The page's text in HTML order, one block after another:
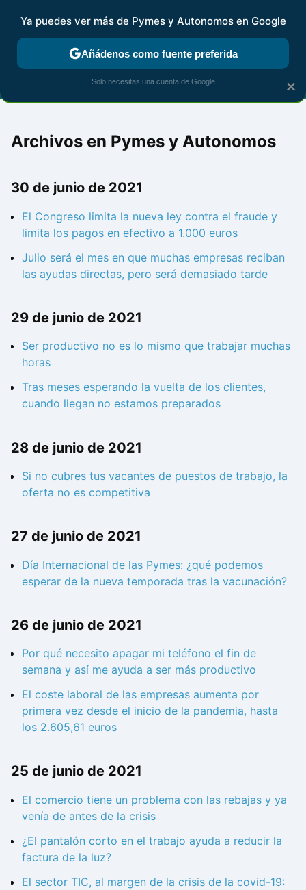
FISCALIDAD Y CONTABILIDAD KIT DIGITAL RENTA
Archivos en Pymes y Autonomos
30 de junio de 2021
El Congreso limita la nueva ley contra el fraude y
limita los pagos en efectivo a 1.000 euros
Julio será el mes en que muchas empresas reciban
las ayudas directas, pero será demasiado tarde
29 de junio de 2021
Ser productivo no es lo mismo que trabajar muchas
horas
Tras meses esperando la vuelta de los clientes,
cuando llegan no estamos preparados
28 de junio de 2021
Si no cubres tus vacantes de puestos de trabajo, la
oferta no es competitiva
27 de junio de 2021
Día Internacional de las Pymes: ¿qué podemos
esperar de la nueva temporada tras la vacunación?
26 de junio de 2021
Por qué necesito apagar mi teléfono el fin de
semana y así me ayuda a ser más productivo
El coste laboral de las empresas aumenta por
primera vez desde el inicio de la pandemia, hasta
los 2.605,61 euros
25 de junio de 2021
El comercio tiene un problema con las rebajas y ya
venía de antes de la crisis
¿El pantalón corto en el trabajo ayuda a reducir la
factura de la luz?
El sector TIC, al margen de la crisis de la covid-19:
×
Ya puedes ver más de Pymes y Autonomos en Google
Añádenos como fuente preferida
Solo necesitas una cuenta de Google